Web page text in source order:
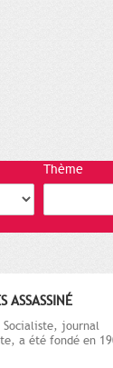
Thème
ASSASSINÉ
Socialiste, journal
a été fondé en